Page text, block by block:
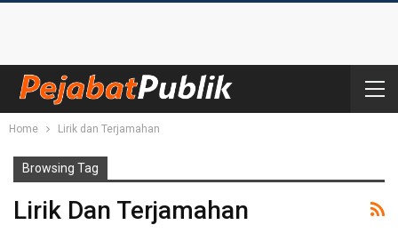
Home Lirik dan Terjamahan
Browsing Tag
Lirik Dan Terjamahan